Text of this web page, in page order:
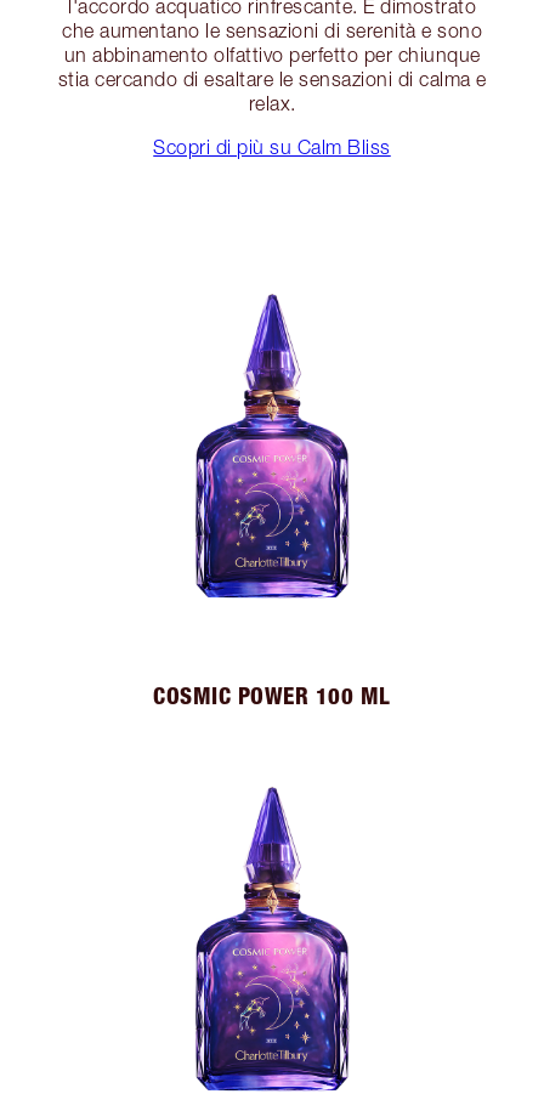
l'accordo acquatico rinfrescante. È dimostrato
che aumentano le sensazioni di serenità e sono
un abbinamento olfattivo perfetto per chiunque
stia cercando di esaltare le sensazioni di calma e
relax.
Scopri di più su Calm Bliss
COSMIC POWER 100 ML